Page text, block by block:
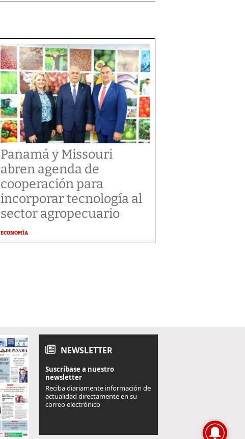
Panamá y Missouri
abren agenda de
cooperación para
incorporar tecnología al
sector agropecuario
ECONOMÍA
NEWSLETTER
Suscríbase a nuestro
newsletter
Reciba diariamente información de
actualidad directamente en su
correo electrónico